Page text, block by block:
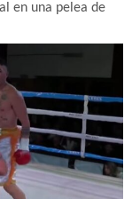
en una pelea de